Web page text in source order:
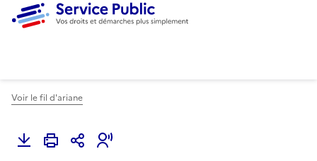
Voir le fil d'ariane